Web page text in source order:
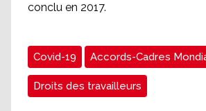
conclu en 2017.
Covid-19 Accords-Cadres
Droits des travailleurs